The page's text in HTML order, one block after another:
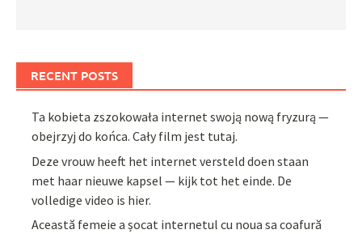
RECENT POSTS
Ta kobieta zszokowała internet swoją nową fryzurą —
obejrzyj do końca. Cały film jest tutaj.
Deze vrouw heeft het internet versteld doen staan
met haar nieuwe kapsel — kijk tot het einde. De
volledige video is hier.
Această femeie a șocat internetul cu noua sa coafură